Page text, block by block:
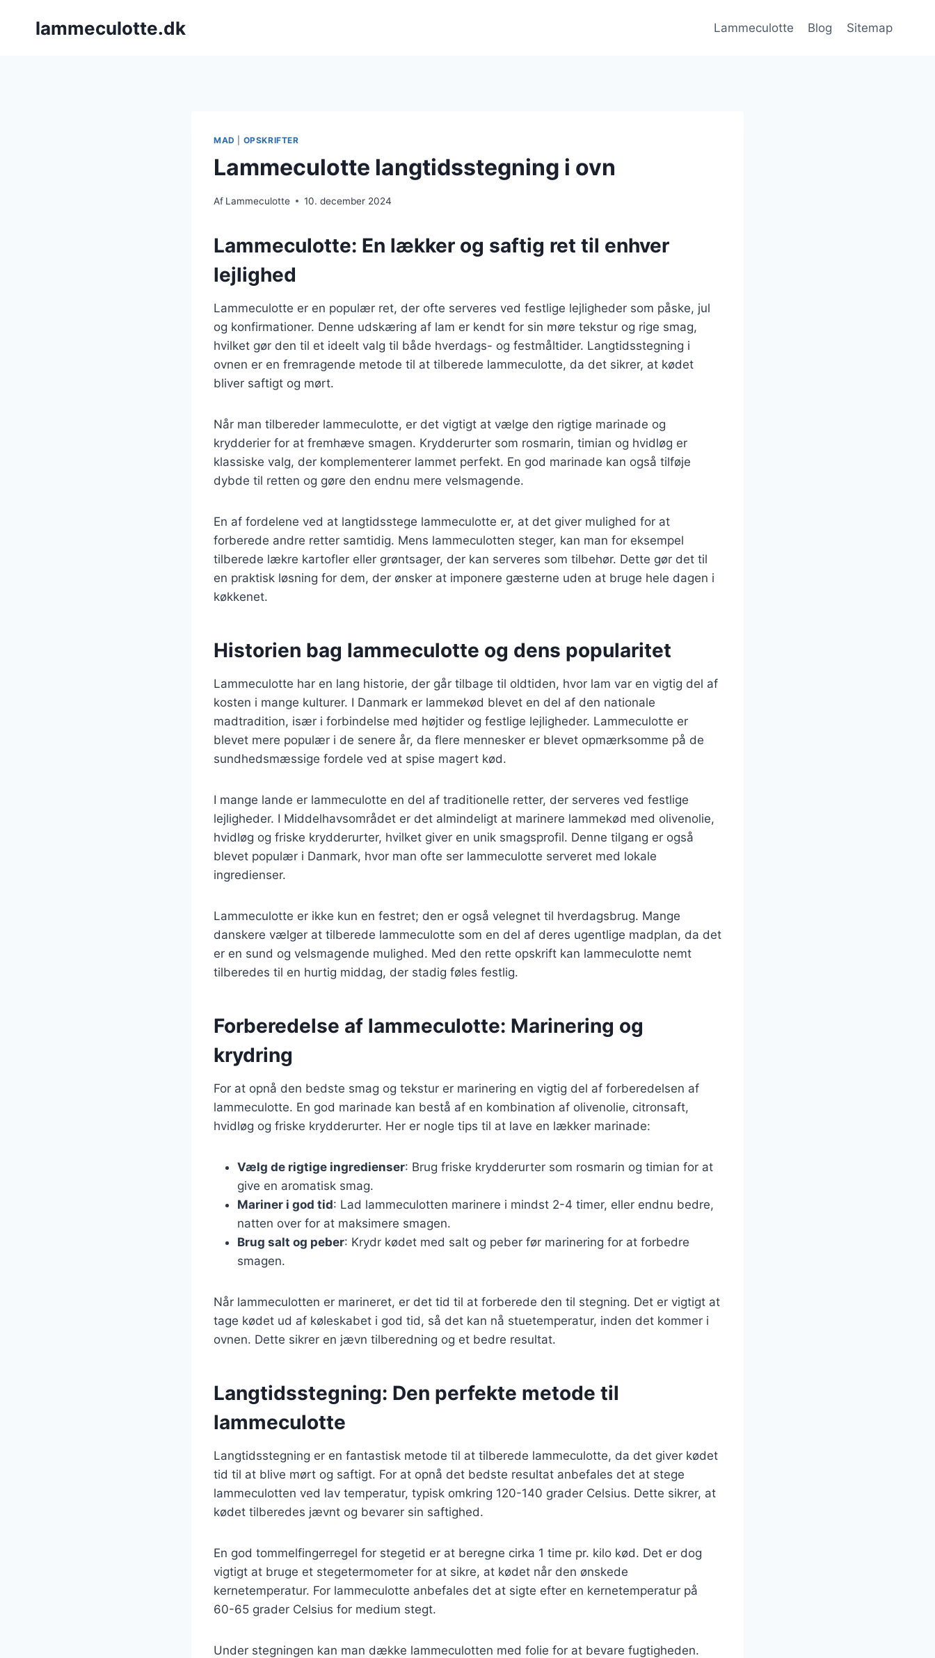
lammeculotte.dk Lammeculotte Blog Sitemap
MAD OPSKRIFTER
Lammeculotte langtidsstegning i ovn
Af Lammeculotte 10. december 2024
Lammeculotte: En lækker og saftig ret til enhver
lejlighed
Lammeculotte er en populær ret, der ofte serveres ved festlige lejligheder som påske, jul
og konfirmationer. Denne udskæring af lam er kendt for sin møre tekstur og rige smag,
hvilket gør den til et ideelt valg til både hverdags- og festmåltider. Langtidsstegning i
ovnen er en fremragende metode til at tilberede lammeculotte, da det sikrer, at kødet
bliver saftigt og mørt.
Når man tilbereder lammeculotte, er det vigtigt at vælge den rigtige marinade og
krydderier for at fremhæve smagen. Krydderurter som rosmarin, timian og hvidløg er
klassiske valg, der komplementerer lammet perfekt. En god marinade kan også tilføje
dybde til retten og gøre den endnu mere velsmagende.
En af fordelene ved at langtidsstege lammeculotte er, at det giver mulighed for at
forberede andre retter samtidig. Mens lammeculotten steger, kan man for eksempel
tilberede lækre kartofler eller grøntsager, der kan serveres som tilbehør. Dette gør det til
en praktisk løsning for dem, der ønsker at imponere gæsterne uden at bruge hele dagen i
køkkenet.
Historien bag lammeculotte og dens popularitet
Lammeculotte har en lang historie, der går tilbage til oldtiden, hvor lam var en vigtig del af
kosten i mange kulturer. I Danmark er lammekød blevet en del af den nationale
madtradition, især i forbindelse med højtider og festlige lejligheder. Lammeculotte er
blevet mere populær i de senere år, da flere mennesker er blevet opmærksomme på de
sundhedsmæssige fordele ved at spise magert kød.
I mange lande er lammeculotte en del af traditionelle retter, der serveres ved festlige
lejligheder. I Middelhavsområdet er det almindeligt at marinere lammekød med olivenolie,
hvidløg og friske krydderurter, hvilket giver en unik smagsprofil. Denne tilgang er også
blevet populær i Danmark, hvor man ofte ser lammeculotte serveret med lokale
ingredienser.
Lammeculotte er ikke kun en festret; den er også velegnet til hverdagsbrug. Mange
danskere vælger at tilberede lammeculotte som en del af deres ugentlige madplan, da det
er en sund og velsmagende mulighed. Med den rette opskrift kan lammeculotte nemt
tilberedes til en hurtig middag, der stadig føles festlig.
Forberedelse af lammeculotte: Marinering og
krydring
For at opnå den bedste smag og tekstur er marinering en vigtig del af forberedelsen af
lammeculotte. En god marinade kan bestå af en kombination af olivenolie, citronsaft,
hvidløg og friske krydderurter. Her er nogle tips til at lave en lækker marinade:
Vælg de rigtige ingredienser: Brug friske krydderurter som rosmarin og timian for at
give en aromatisk smag.
Mariner i god tid: Lad lammeculotten marinere i mindst 2-4 timer, eller endnu bedre,
natten over for at maksimere smagen.
Brug salt og peber: Krydr kødet med salt og peber før marinering for at forbedre
smagen.
Når lammeculotten er marineret, er det tid til at forberede den til stegning. Det er vigtigt at
tage kødet ud af køleskabet i god tid, så det kan nå stuetemperatur, inden det kommer i
ovnen. Dette sikrer en jævn tilberedning og et bedre resultat.
Langtidsstegning: Den perfekte metode til
lammeculotte
Langtidsstegning er en fantastisk metode til at tilberede lammeculotte, da det giver kødet
tid til at blive mørt og saftigt. For at opnå det bedste resultat anbefales det at stege
lammeculotten ved lav temperatur, typisk omkring 120-140 grader Celsius. Dette sikrer, at
kødet tilberedes jævnt og bevarer sin saftighed.
En god tommelfingerregel for stegetid er at beregne cirka 1 time pr. kilo kød. Det er dog
vigtigt at bruge et stegetermometer for at sikre, at kødet når den ønskede
kernetemperatur. For lammeculotte anbefales det at sigte efter en kernetemperatur på
60-65 grader Celsius for medium stegt.
Under stegningen kan man dække lammeculotten med folie for at bevare fugtigheden.